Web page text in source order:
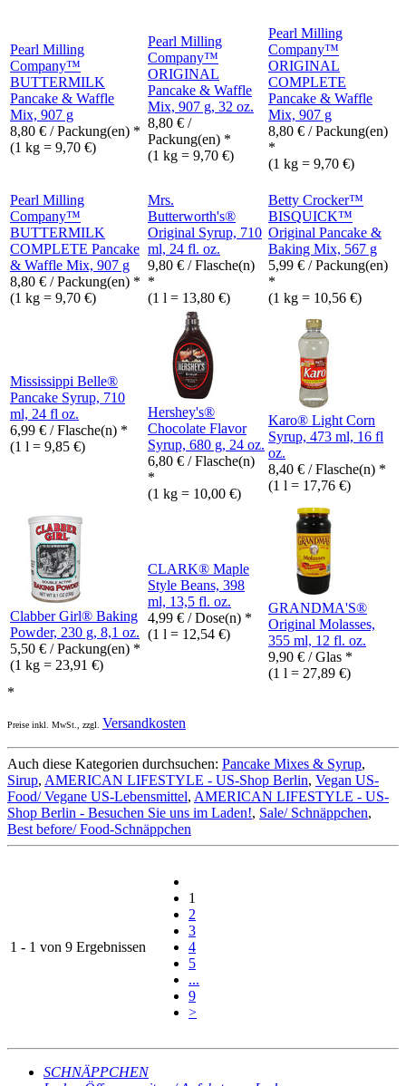
Pearl Milling
Company™
BUTTERMILK
Pancake & Waffle
Mix, 907 g
8,80 € / Packung(en) *
(1 kg = 9,70 €)
Pearl Milling
Company™
ORIGINAL
Pancake & Waffle
Mix, 907 g, 32 oz.
8,80 € /
Packung(en) *
(1 kg = 9,70 €)
Pearl Milling
Company™
ORIGINAL
COMPLETE
Pancake & Waffle
Mix, 907 g
8,80 € / Packung(en)
*
(1 kg = 9,70 €)
Pearl Milling
Company™
BUTTERMILK
COMPLETE Pancake
& Waffle Mix, 907 g
8,80 € / Packung(en) *
(1 kg = 9,70 €)
Mrs.
Butterworth's®
Original Syrup, 710
ml, 24 fl. oz.
9,80 € / Flasche(n)
*
(1 l = 13,80 €)
Betty Crocker™
BISQUICK™
Original Pancake &
Baking Mix, 567 g
5,99 € / Packung(en)
*
(1 kg = 10,56 €)
Mississippi Belle®
Pancake Syrup, 710
ml, 24 fl oz.
6,99 € / Flasche(n) *
(1 l = 9,85 €)
Hershey's®
Chocolate Flavor
Syrup, 680 g, 24 oz.
6,80 € / Flasche(n)
*
(1 kg = 10,00 €)
Karo® Light Corn
Syrup, 473 ml, 16 fl
oz.
8,40 € / Flasche(n) *
(1 l = 17,76 €)
Clabber Girl® Baking
Powder, 230 g, 8,1 oz.
5,50 € / Packung(en) *
(1 kg = 23,91 €)
CLARK® Maple
Style Beans, 398
ml, 13,5 fl. oz.
4,99 € / Dose(n) *
(1 l = 12,54 €)
GRANDMA'S®
Original Molasses,
355 ml, 12 fl. oz.
9,90 € / Glas *
(1 l = 27,89 €)
*
Preise inkl. MwSt., zzgl. Versandkosten
Auch diese Kategorien durchsuchen: Pancake Mixes & Syrup,
Sirup, AMERICAN LIFESTYLE - US-Shop Berlin, Vegan US-
Food/ Vegane US-Lebensmittel, AMERICAN LIFESTYLE - US-
Shop Berlin - Besuchen Sie uns im Laden!, Sale/ Schnäppchen,
Best before/ Food-Schnäppchen
1 - 1 von 9 Ergebnissen
1
2
3
4
5
...
9
>
SCHNÄPPCHEN